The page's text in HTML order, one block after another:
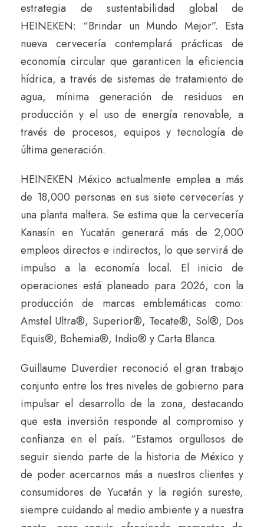
estrategia de sustentabilidad global de
HEINEKEN: “Brindar un Mundo Mejor”. Esta
nueva cervecería contemplará prácticas de
economía circular que garanticen la eficiencia
hídrica, a través de sistemas de tratamiento de
agua, mínima generación de residuos en
producción y el uso de energía renovable, a
través de procesos, equipos y tecnología de
última generación.
HEINEKEN México actualmente emplea a más
de 18,000 personas en sus siete cervecerías y
una planta maltera. Se estima que la cervecería
Kanasín en Yucatán generará más de 2,000
empleos directos e indirectos, lo que servirá de
impulso a la economía local. El inicio de
operaciones está planeado para 2026, con la
producción de marcas emblemáticas como:
Amstel Ultra®, Superior®, Tecate®, Sol®, Dos
Equis®, Bohemia®, Indio® y Carta Blanca.
Guillaume Duverdier reconoció el gran trabajo
conjunto entre los tres niveles de gobierno para
impulsar el desarrollo de la zona, destacando
que esta inversión responde al compromiso y
confianza en el país. “Estamos orgullosos de
seguir siendo parte de la historia de México y
de poder acercarnos más a nuestros clientes y
consumidores de Yucatán y la región sureste,
siempre cuidando al medio ambiente y a nuestra